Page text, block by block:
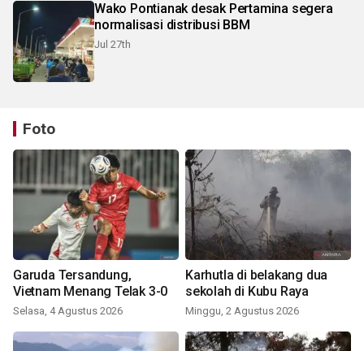
Wako Pontianak desak Pertamina segera
normalisasi distribusi BBM
Jul 27th
Foto
Garuda Tersandung,
Vietnam Menang Telak 3-0
Selasa, 4 Agustus 2026
Karhutla di belakang dua
sekolah di Kubu Raya
Minggu, 2 Agustus 2026